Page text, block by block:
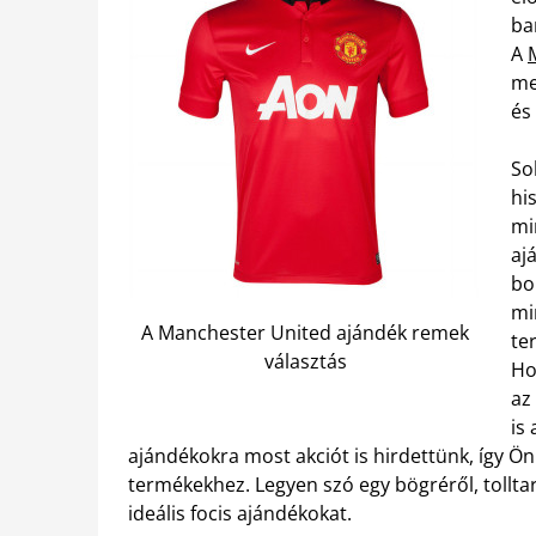
A Manchester United ajándék remek
választás
A
is
ajándékokra most akciót is hirdettünk, így
termékekhez. Legyen szó egy bögréről,
ideális focis ajándékokat.